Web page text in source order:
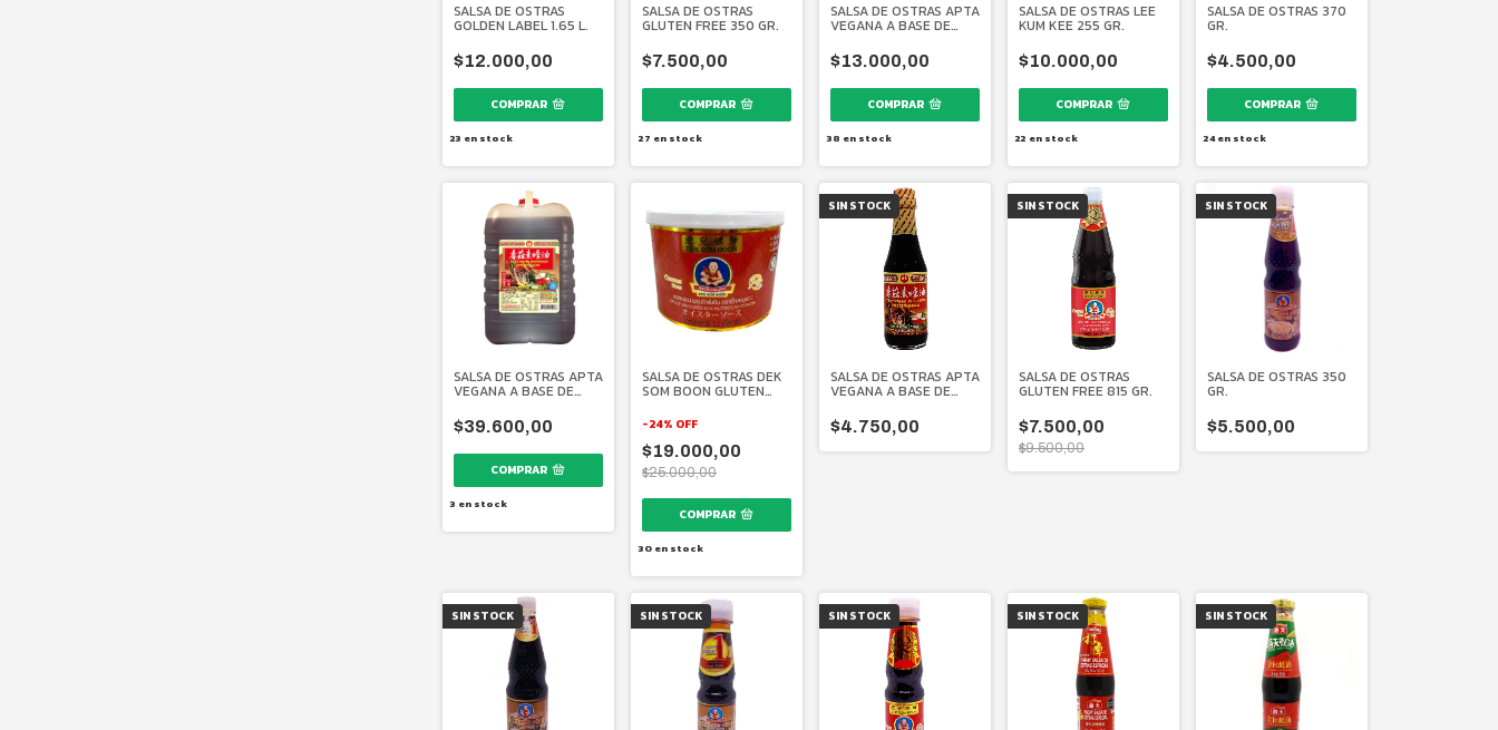
SALSA DE OSTRAS
GOLDEN LABEL 1.65 L.
$12.000,00
23 en stock
SALSA DE OSTRAS
GLUTEN FREE 350 GR.
$7.500,00
27 en stock
SALSA DE OSTRAS APTA
VEGANA A BASE DE
$13.000,00
38 en stock
SALSA DE OSTRAS LEE
KUM KEE 255 GR.
$10.000,00
22 en stock
SALSA DE OSTRAS 370
GR.
$4.500,00
24en stock
SALSA DE OSTRAS APTA
VEGANA A BASE DE
$39.600,00
3 en stock
SALSA DE OSTRAS DEK
SOM BOON GLUTEN
-24% OFF
$19.000,00
$25.000,00
30en stock
SIN STOCK
SALSA DE OSTRAS APTA
VEGANA A BASE DE
$4.750,00
SIN STOCK
SALSA DE OSTRAS
GLUTEN FREE 815 GR.
$7.500,00
$9.500,00
SIN STOCK
SALSA DE OSTRAS 350
GR.
$5.500,00
SIN STOCK SIN STOCK SIN STOCK SIN STOCK SIN STOCK